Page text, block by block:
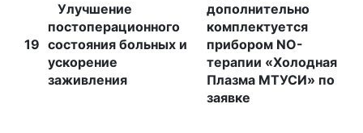
19
Улучшение
постоперационного
состояния больных и
ускорение
заживления
дополнительно
комплектуется
прибором NO-
терапии «Холодная
Плазма МТУСИ» по
заявке